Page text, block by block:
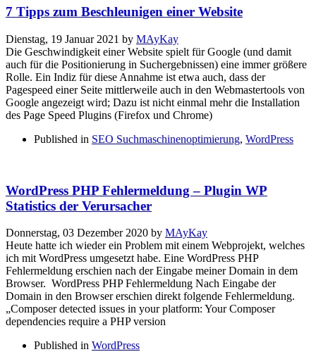
7 Tipps zum Beschleunigen einer Website
Dienstag, 19 Januar 2021 by MAyKay
Die Geschwindigkeit einer Website spielt für Google (und damit
auch für die Positionierung in Suchergebnissen) eine immer größere
Rolle. Ein Indiz für diese Annahme ist etwa auch, dass der
Pagespeed einer Seite mittlerweile auch in den Webmastertools von
Google angezeigt wird; Dazu ist nicht einmal mehr die Installation
des Page Speed Plugins (Firefox und Chrome)
Published in SEO Suchmaschinenoptimierung, WordPress
WordPress PHP Fehlermeldung – Plugin WP
Statistics der Verursacher
Donnerstag, 03 Dezember 2020 by MAyKay
Heute hatte ich wieder ein Problem mit einem Webprojekt, welches
ich mit WordPress umgesetzt habe. Eine WordPress PHP
Fehlermeldung erschien nach der Eingabe meiner Domain in dem
Browser. WordPress PHP Fehlermeldung Nach Eingabe der
Domain in den Browser erschien direkt folgende Fehlermeldung.
„Composer detected issues in your platform: Your Composer
dependencies require a PHP version
Published in WordPress